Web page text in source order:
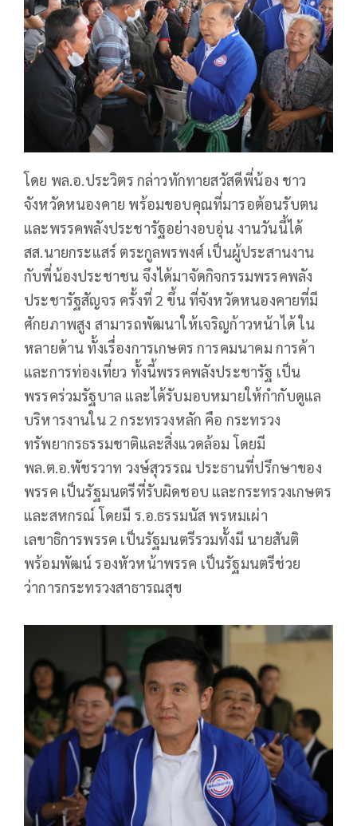
โดย พล.อ.ประวิตร กล่าวทักทายสวัสดีพี่น้อง ชาว
จังหวัดหนองคาย พร้อมขอบคุณที่มารอต้อนรับตน
และพรรคพลังประชารัฐอย่างอบอุ่น งานวันนี้ได้
สส.นายกระแสร์ ตระกูลพรพงศ์ เป็นผู้ประสานงาน
กับพี่น้องประชาชน จึงได้มาจัดกิจกรรมพรรคพลัง
ประชารัฐสัญจร ครั้งที่ 2 ขึ้น ที่จังหวัดหนองคายที่มี
ศักยภาพสูง สามารถพัฒนาให้เจริญก้าวหน้าได้ ใน
หลายด้าน ทั้งเรื่องการเกษตร การคมนาคม การค้า
และการท่องเที่ยว ทั้งนี้พรรคพลังประชารัฐ เป็น
พรรคร่วมรัฐบาล และได้รับมอบหมายให้กำกับดูแล
บริหารงานใน 2 กระทรวงหลัก คือ กระทรวง
ทรัพยากรธรรมชาติและสิ่งแวดล้อม โดยมี
พล.ต.อ.พัชรวาท วงษ์สุวรรณ ประธานที่ปรึกษาของ
พรรค เป็นรัฐมนตรีที่รับผิดชอบ และกระทรวงเกษตร
และสหกรณ์ โดยมี ร.อ.ธรรมนัส พรหมเผ่า
เลขาธิการพรรค เป็นรัฐมนตรีรวมทั้งมี นายสันติ
พร้อมพัฒน์ รองหัวหน้าพรรค เป็นรัฐมนตรีช่วย
ว่าการกระทรวงสาธารณสุข